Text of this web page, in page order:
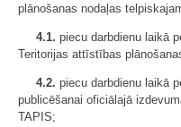
plānošanas nodaļas
4.1. piecu darbdienu laikā
Teritorijas attīstības
4.2. piecu darbdienu laikā
publicēšanai oficiālajā
TAPIS;